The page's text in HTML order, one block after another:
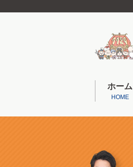
ホーム
HOME